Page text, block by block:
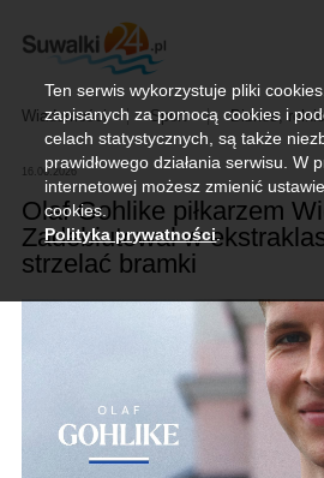
Wiadomości Sport Biznes,
16.06.2026
Olaf Gohlike piłkarzem
Zadebiutował w
strzelać bramki
Ten serwis wykorzystuje pliki
zapisanych za pomocą cookies i
celach statystycznych, są także
prawidłowego działania serwisu. W
internetowej możesz zmienić
cookies.
Polityka prywatności.